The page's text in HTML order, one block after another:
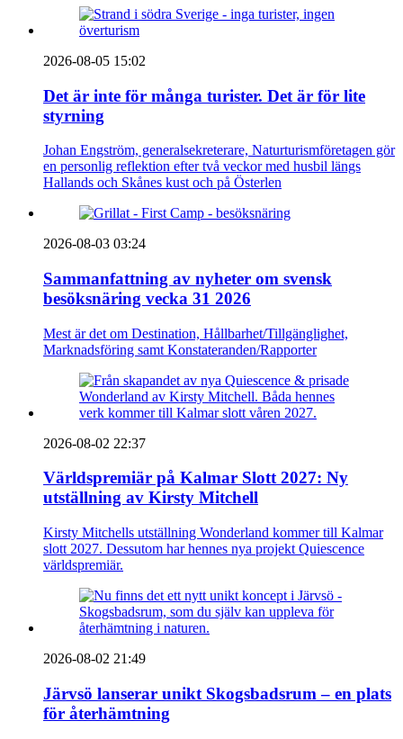
2026-08-05 15:02
Det är inte för många turister. Det är för lite
styrning
Johan Engström, generalsekreterare, Naturturismföretagen gör
en personlig reflektion efter två veckor med husbil längs
Hallands och Skånes kust och på Österlen
2026-08-03 03:24
Sammanfattning av nyheter om svensk
besöksnäring vecka 31 2026
Mest är det om Destination, Hållbarhet/Tillgänglighet,
Marknadsföring samt Konstateranden/Rapporter
2026-08-02 22:37
Världspremiär på Kalmar Slott 2027: Ny
utställning av Kirsty Mitchell
Kirsty Mitchells utställning Wonderland kommer till Kalmar
slott 2027. Dessutom har hennes nya projekt Quiescence
världspremiär.
2026-08-02 21:49
Järvsö lanserar unikt Skogsbadsrum – en plats
för återhämtning